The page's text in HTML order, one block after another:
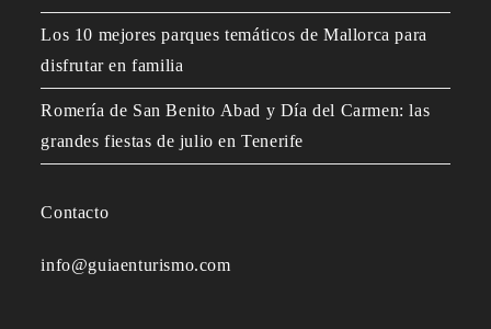
Los 10 mejores parques temáticos de Mallorca para
disfrutar en familia
Romería de San Benito Abad y Día del Carmen: las
grandes fiestas de julio en Tenerife
Contacto
info@guiaenturismo.com